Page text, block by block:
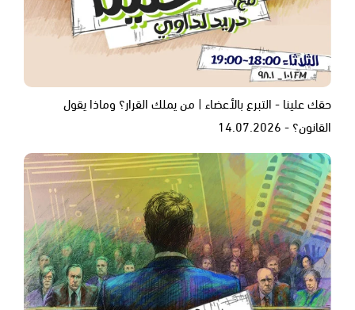
حقك علينا - التبرع بالأعضاء | من يملك القرار؟ وماذا يقول
القانون؟ - 14.07.2026